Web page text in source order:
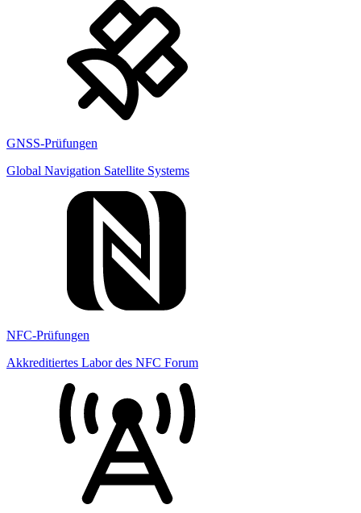
GNSS-Prüfungen
Global Navigation Satellite Systems
NFC-Prüfungen
Akkreditiertes Labor des NFC Forum